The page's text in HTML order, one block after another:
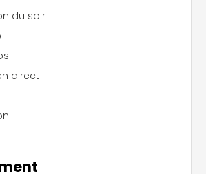
du soir
direct